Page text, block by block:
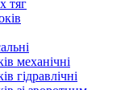
тяг
механічні
гідравлічні